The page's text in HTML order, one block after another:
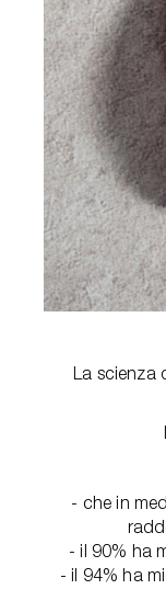
La scienza
- che in
- il 90% ha
- il 94% ha